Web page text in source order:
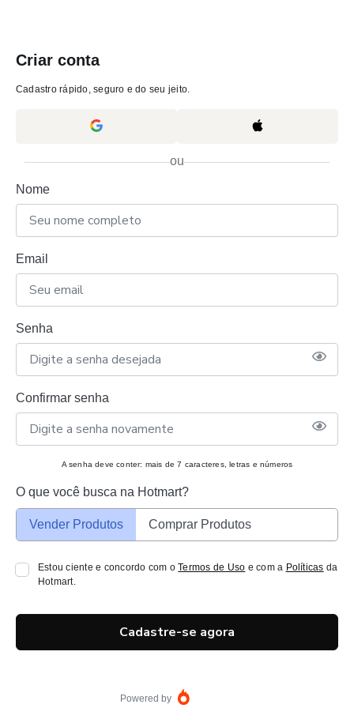
Criar conta
Cadastro rápido, seguro e do seu jeito.
ou
Nome
Email
Senha
Confirmar senha
A senha deve conter: mais de 7 caracteres, letras e números
O que você busca na Hotmart?
Vender Produtos Comprar Produtos
Estou ciente e concordo com oTermos de Uso e com a Políticas da
Hotmart.
Cadastre-se agora
Powered by